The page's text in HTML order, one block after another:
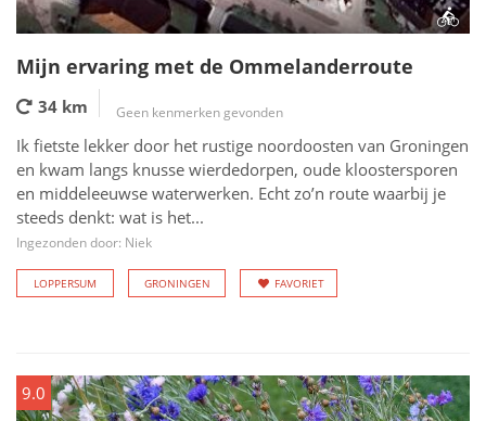
Mijn ervaring met de Ommelanderroute
34 km Geen kenmerken gevonden
Ik fietste lekker door het rustige noordoosten van Groningen
en kwam langs knusse wierdedorpen, oude kloostersporen
en middeleeuwse waterwerken. Echt zo’n route waarbij je
steeds denkt: wat is het...
Ingezonden door: Niek
LOPPERSUM GRONINGEN FAVORIET
9.0